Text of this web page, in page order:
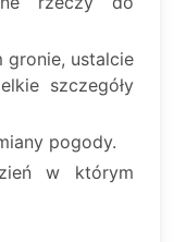
gronie, ustalcie
szczegóły
pogody.
w którym